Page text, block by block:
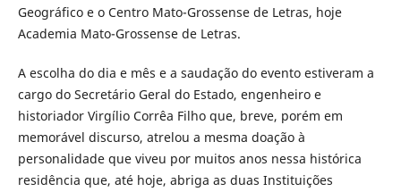
Geográfico e o Centro Mato-Grossense de Letras, hoje
Academia Mato-Grossense de Letras.
A escolha do dia e mês e a saudação do evento estiveram a
cargo do Secretário Geral do Estado, engenheiro e
historiador Virgílio Corrêa Filho que, breve, porém em
memorável discurso, atrelou a mesma doação à
personalidade que viveu por muitos anos nessa histórica
residência que, até hoje, abriga as duas Instituições